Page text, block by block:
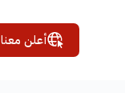
أعلن معنا